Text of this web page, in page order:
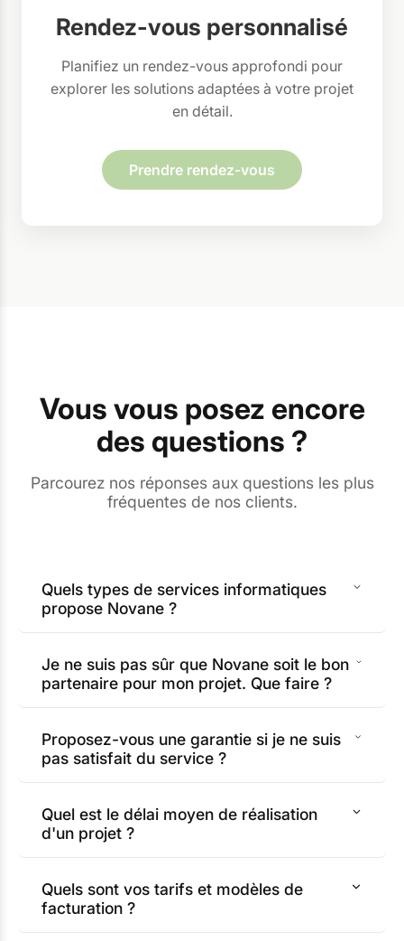
Rendez-vous personnalisé
Planifiez un rendez-vous approfondi pour
explorer les solutions adaptées à votre projet
en détail.
Prendre rendez-vous
Vous vous posez encore
des questions ?
Parcourez nos réponses aux questions les plus
fréquentes de nos clients.
Quels types de services informatiques
propose Novane ?
Je ne suis pas sûr que Novane soit le bon
partenaire pour mon projet. Que faire ?
Proposez-vous une garantie si je ne suis
pas satisfait du service ?
Quel est le délai moyen de réalisation
d'un projet ?
Quels sont vos tarifs et modèles de
facturation ?